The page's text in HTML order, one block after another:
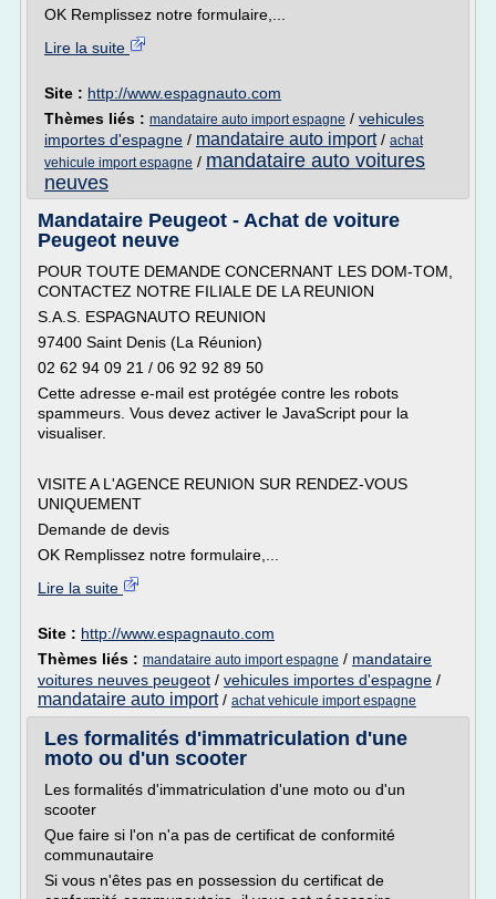
OK Remplissez notre formulaire,...
Lire la suite
Site : http://www.espagnauto.com
Thèmes liés : mandataire auto import espagne / vehicules
importes d'espagne / mandataire auto import/ achat
vehicule import espagne / mandataire auto voitures
neuves
Mandataire Peugeot - Achat de voiture
Peugeot neuve
POUR TOUTE DEMANDE CONCERNANT LES DOM-TOM,
CONTACTEZ NOTRE FILIALE DE LA REUNION
S.A.S. ESPAGNAUTO REUNION
97400 Saint Denis (La Réunion)
02 62 94 09 21 / 06 92 92 89 50
Cette adresse e-mail est protégée contre les robots
spammeurs. Vous devez activer le JavaScript pour la
visualiser.
VISITE A L'AGENCE REUNION SUR RENDEZ-VOUS
UNIQUEMENT
Demande de devis
OK Remplissez notre formulaire,...
Lire la suite
Site : http://www.espagnauto.com
Thèmes liés : mandataire auto import espagne / mandataire
voitures neuves peugeot / vehicules importes d'espagne /
mandataire auto import/ achat vehicule import espagne
Les formalités d'immatriculation d'une
moto ou d'un scooter
Les formalités d'immatriculation d'une moto ou d'un
scooter
Que faire si l'on n'a pas de certificat de conformité
communautaire
Si vous n'êtes pas en possession du certificat de